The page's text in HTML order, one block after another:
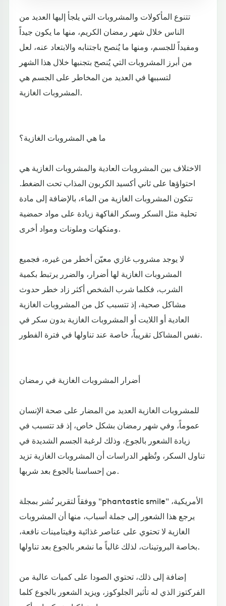
تتنوع المأكولات والمشروبات التي يلجأ إليها العديد من
الناس خلال شهر رمضان الكريم، منها ما يكون جيداً
ومفيداً للجسم، ومنها ما يُنصح باجتنابه والابتعاد عنه، لعل
من أبرز المشروبات التي يُنصح بتجنبها خلال هذا الشهر
لتسببها في العديد من المخاطر على الجسم هي
المشروبات الغازية.
ما هي المشروبات الغازية؟
الاختلاف بين المشروبات العادية والمشروبات الغازية هي
احتواؤها على ثاني أكسيد الكربون المذاب تحت الضغط.
تتكون المشروبات الغازية من الماء، بالإضافة إلى مادة
تحلية مثل السكر وسكر الفاكهة زيادة على مواد حمضية
ومنكهات وملونات ومواد أخرى.
لا يوجد مشروب غازي معيّن أخطر من غيره، فجميع
المشروبات الغازية لها أضرار، والضرر يرتبط بكمية
الشرب، فكلما شرب الشخص أكثر زاد خطر حدوث
مشاكل صحية، إذ تتسبب كل من المشروبات الغازية
العادية أو اللايت أو المشروبات الغازية بدون سكر في
نفس المشاكل تقريباً، خاصة عند تناولها في فترة الفطور.
أضرار المشروبات الغازية في رمضان
للمشروبات الغازية العديد من المضار على صحة الإنسان
عموماً، وفي شهر رمضان بشكل خاص، إذ قد تتسبب في
زيادة الشعور بالجوع، وذلك لرغبة الجسم الشديدة في
تناول السكر، وتُظهر الدراسات أن المشروبات الغازية تزيد
من إحساسنا بالجوع بعد شربها.
ووفقاً لتقرير نُشر بمجلة "phantastic smile" الأمريكية،
يرجع هذا الشعور إلى جملة أسباب، منها أن المشروبات
الغازية لا تحتوي على عناصر غذائية وفيتامينات نافعة،
بخاصة البروتينات، لذلك غالباً ما نشعر بالجوع بعد تناولها.
إضافة إلى ذلك، تحتوي الصودا على كميات عالية من
الفركتوز الذي له تأثير الجلوكوز، ويزيد الشعور بالجوع كلما